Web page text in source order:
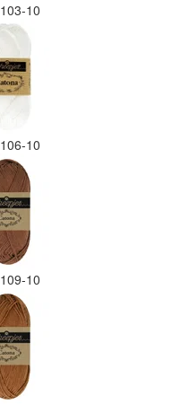
103-10
106-10
109-10